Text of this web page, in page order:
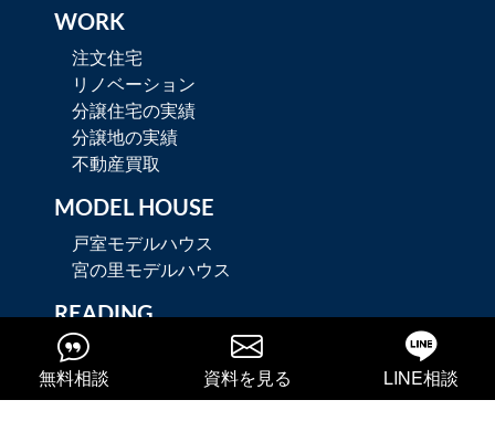
WORK
注文住宅
リノベーション
分譲住宅の実績
分譲地の実績
不動産買取
MODEL HOUSE
戸室モデルハウス
宮の里モデルハウス
READING
住まいの知恵袋
動画ギャラリー
お客様インタビュー
無料相談 資料を見る LINE相談